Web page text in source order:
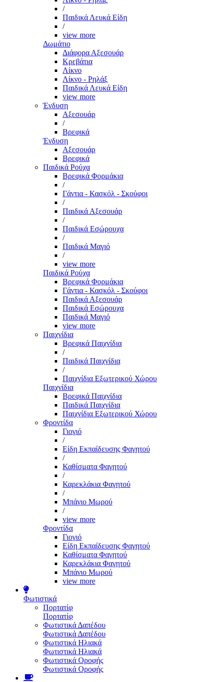
/
Παιδικά Λευκά Είδη
/
view more
Δωμάτιο
Διάφορα Αξεσουάρ
Κρεβάτια
Λίκνο
Λίκνο - Ρηλάξ
Παιδικά Λευκά Είδη
view more
Ένδυση
Αξεσουάρ
/
Βρεφικά
Ένδυση
Αξεσουάρ
Βρεφικά
Παιδικά Ρούχα
Βρεφικά Φορμάκια
/
Γάντια - Κασκόλ - Σκούφοι
/
Παιδικά Αξεσουάρ
/
Παιδικά Εσώρουχα
/
Παιδικά Μαγιό
/
view more
Παιδικά Ρούχα
Βρεφικά Φορμάκια
Γάντια - Κασκόλ - Σκούφοι
Παιδικά Αξεσουάρ
Παιδικά Εσώρουχα
Παιδικά Μαγιό
view more
Παιχνίδια
Βρεφικά Παιχνίδια
/
Παιδικά Παιχνίδια
/
Παιχνίδια Εξωτερικού Χώρου
Παιχνίδια
Βρεφικά Παιχνίδια
Παιδικά Παιχνίδια
Παιχνίδια Εξωτερικού Χώρου
Φροντίδα
Γιογιό
/
Είδη Εκπαίδευσης Φαγητού
/
Καθίσματα Φαγητού
/
Καρεκλάκια Φαγητού
/
Μπάνιο Μωρού
/
view more
Φροντίδα
Γιογιό
Είδη Εκπαίδευσης Φαγητού
Καθίσματα Φαγητού
Καρεκλάκια Φαγητού
Μπάνιο Μωρού
view more
Φωτιστικά
Πορτατίφ
Πορτατίφ
Φωτιστικά Δαπέδου
Φωτιστικά Δαπέδου
Φωτιστικά Ηλιακά
Φωτιστικά Ηλιακά
Φωτιστικά Οροφής
Φωτιστικά Οροφής